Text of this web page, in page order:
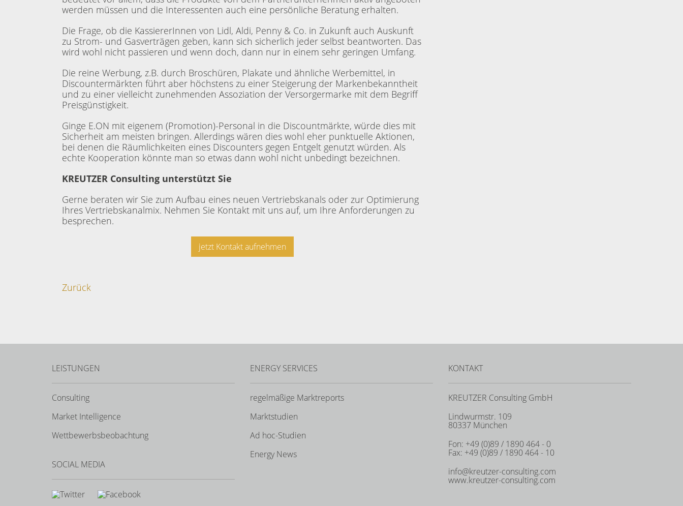
werden müssen und die Interessenten auch eine persönliche Beratung erhalten.
Die Frage, ob die KassiererInnen von Lidl, Aldi, Penny & Co. in Zukunft auch Auskunft
zu Strom- und Gasverträgen geben, kann sich sicherlich jeder selbst beantworten. Das
wird wohl nicht passieren und wenn doch, dann nur in einem sehr geringen Umfang.
Die reine Werbung, z.B. durch Broschüren, Plakate und ähnliche Werbemittel, in
Discountermärkten führt aber höchstens zu einer Steigerung der Markenbekanntheit
und zu einer vielleicht zunehmenden Assoziation der Versorgermarke mit dem Begriff
Preisgünstigkeit.
Ginge E.ON mit eigenem (Promotion)-Personal in die Discountmärkte, würde dies mit
Sicherheit am meisten bringen. Allerdings wären dies wohl eher punktuelle Aktionen,
bei denen die Räumlichkeiten eines Discounters gegen Entgelt genutzt würden. Als
echte Kooperation könnte man so etwas dann wohl nicht unbedingt bezeichnen.
KREUTZER Consulting unterstützt Sie
Gerne beraten wir Sie zum Aufbau eines neuen Vertriebskanals oder zur Optimierung
Ihres Vertriebskanalmix. Nehmen Sie Kontakt mit uns auf, um Ihre Anforderungen zu
besprechen.
jetzt Kontakt aufnehmen
Zurück
LEISTUNGEN
Consulting
Market Intelligence
Wettbewerbs­beobachtung
SOCIAL MEDIA
ENERGY SERVICES
regelmäßige Marktreports
Marktstudien
Ad hoc-Studien
Energy News
KONTAKT
KREUTZER Consulting GmbH
Lindwurmstr. 109
80337 München
Fon: +49 (0)89 / 1890 464 - 0
Fax: +49 (0)89 / 1890 464 - 10
info@kreutzer-consulting.com
www.kreutzer-consulting.com